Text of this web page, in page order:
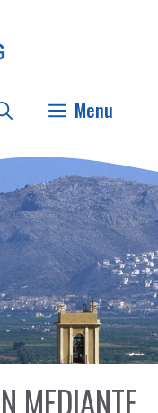
Menu
MEDIANTE